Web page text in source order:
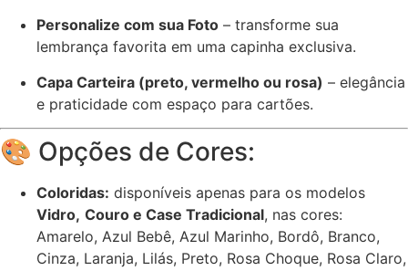
Personalize com sua Foto – transforme sua
lembrança favorita em uma capinha exclusiva.
Capa Carteira (preto, vermelho ou rosa) – elegância
e praticidade com espaço para cartões.
🎨 Opções de Cores:
Coloridas: disponíveis apenas para os modelos
Vidro, Couro e Case Tradicional, nas cores:
Amarelo, Azul Bebê, Azul Marinho, Bordô, Branco,
Cinza, Laranja, Lilás, Preto, Rosa Choque, Rosa Claro,